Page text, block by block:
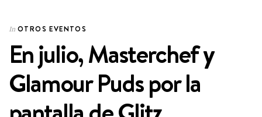
In OTROS EVENTOS
En julio, Masterchef y
Glamour Puds por la